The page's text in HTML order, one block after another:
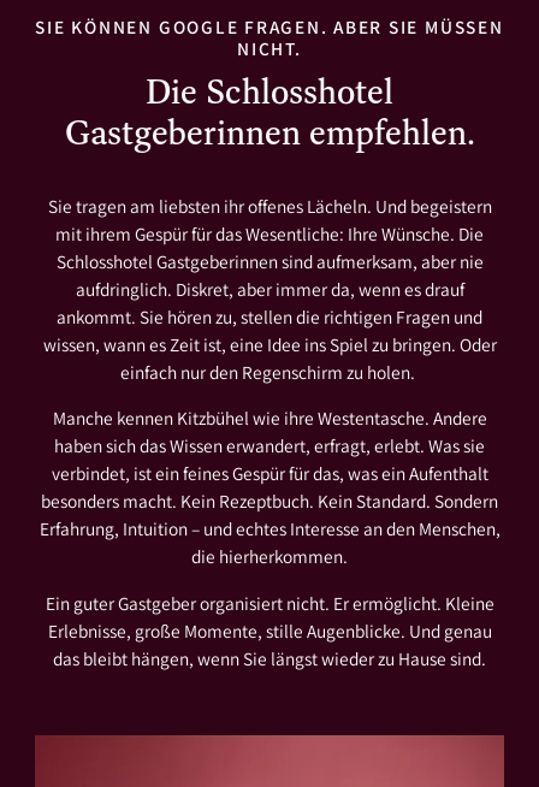
SIE KÖNNEN GOOGLE FRAGEN. ABER SIE MÜSSEN
NICHT.
Die Schlosshotel
Gastgeberinnen empfehlen.
Sie tragen am liebsten ihr offenes Lächeln. Und begeistern
mit ihrem Gespür für das Wesentliche: Ihre Wünsche. Die
Schlosshotel Gastgeberinnen sind aufmerksam, aber nie
aufdringlich. Diskret, aber immer da, wenn es drauf
ankommt. Sie hören zu, stellen die richtigen Fragen und
wissen, wann es Zeit ist, eine Idee ins Spiel zu bringen. Oder
einfach nur den Regenschirm zu holen.
Manche kennen Kitzbühel wie ihre Westentasche. Andere
haben sich das Wissen erwandert, erfragt, erlebt. Was sie
verbindet, ist ein feines Gespür für das, was ein Aufenthalt
besonders macht. Kein Rezeptbuch. Kein Standard. Sondern
Erfahrung, Intuition – und echtes Interesse an den Menschen,
die hierherkommen.
Ein guter Gastgeber organisiert nicht. Er ermöglicht. Kleine
Erlebnisse, große Momente, stille Augenblicke. Und genau
das bleibt hängen, wenn Sie längst wieder zu Hause sind.